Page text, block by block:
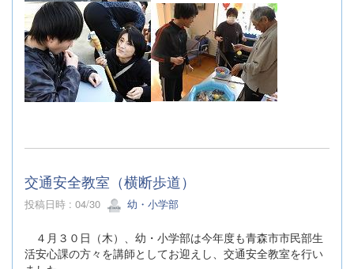
交通安全教室（横断歩道）
投稿日時 : 04/30 幼・小学部
４月３０日（木）、幼・小学部は今年度も青森市市民部生
活安心課の方々を講師としてお迎えし、交通安全教室を行い